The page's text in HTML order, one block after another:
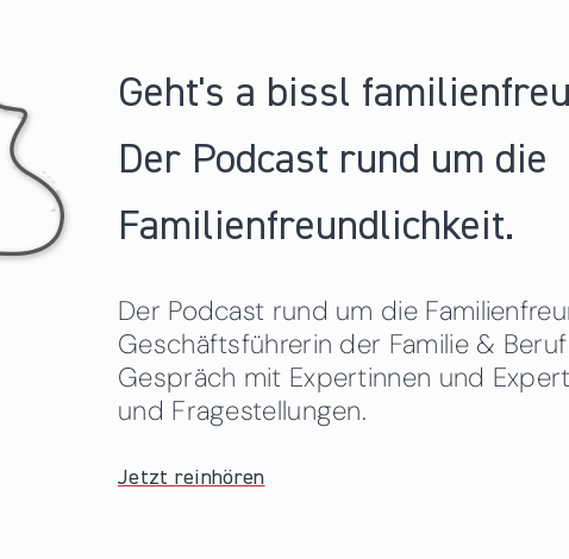
Geht's a bissl
Der Podcast rund um die
Familienfreundlichkeit.
Der Podcast rund um die
Geschäftsführerin der Familie &
Gespräch mit Expertinnen und
und Fragestellungen.
Jetzt reinhören